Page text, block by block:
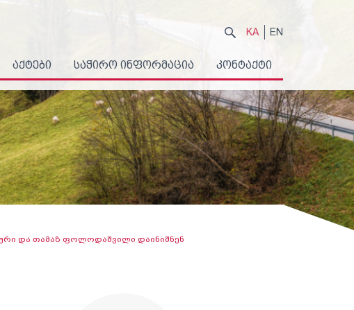
KA EN
აქტები საჭირო ინფორმაცია კონტაქტი
და თამაზ ფოლოდაშვილი დაინიშნენ